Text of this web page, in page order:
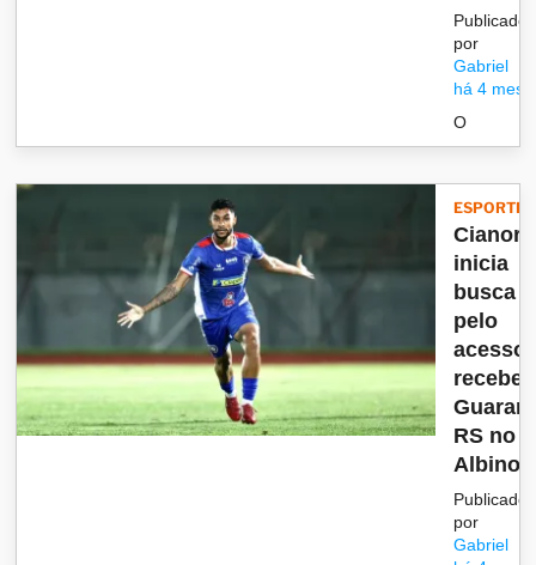
Publicado
por
Gabriel
há 4
O
ESPORTES
inicia
busca
pelo
acesso
recebe
RS no
Publicado
por
Gabriel